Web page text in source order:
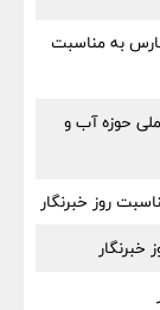
به مناسبت
ملی حوزه آب و
روز خبرنگار
خبرنگار